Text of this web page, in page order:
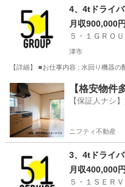
倉庫管理
4、4tドライ
月収900,000円
５・１ＧＲＯＵ
津市
【詳細】 ■お仕事内容 : 水回り機器
三重 津市 配送 フリー
【格安物件
【保証人ナシ
ニフティ不動産
3、4tドライ
月収400,000円
５・１ＳＥＲ